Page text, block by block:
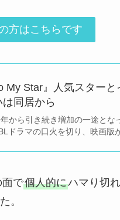
方はこちらです
My Star』人気スター
は同居から
から引き続き増加の一途とな
ドラマの口火を切り、映画
面で個人的にハマり切
。